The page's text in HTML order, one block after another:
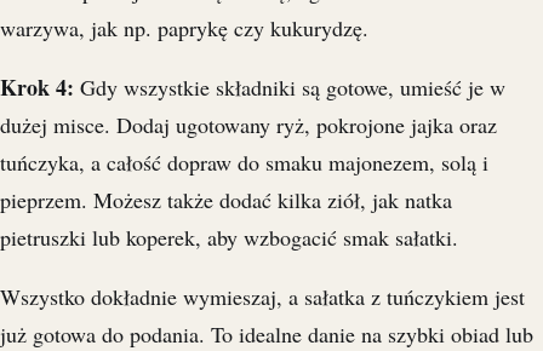
warzywa, jak np. paprykę czy kukurydzę.
Krok 4: Gdy wszystkie składniki są gotowe, umieść je w
dużej misce. Dodaj ugotowany ryż, pokrojone jajka oraz
tuńczyka, a całość dopraw do smaku majonezem, solą i
pieprzem. Możesz także dodać kilka ziół, jak natka
pietruszki lub koperek, aby wzbogacić smak sałatki.
Wszystko dokładnie wymieszaj, a sałatka z tuńczykiem jest
już gotowa do podania. To idealne danie na szybki obiad lub